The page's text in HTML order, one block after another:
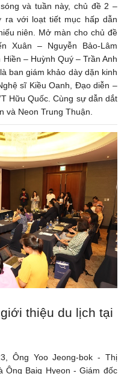
và tuần này, chủ đề 2 –
ra với loạt tiết mục hấp dẫn
niên. Mở màn cho chủ đề
Xuân – Nguyễn Bảo-Lâm
– Huỳnh Quý – Trần Anh
ban giám khảo dày dặn kinh
sĩ Kiều Oanh, Đạo diễn –
Hữu Quốc. Cùng sự dẫn dắt
và Neon Trung Thuận.
thiệu du lịch tại
Ông Yoo Jeong-bok - Thị
Ông Baig Hyeon - Giám đốc